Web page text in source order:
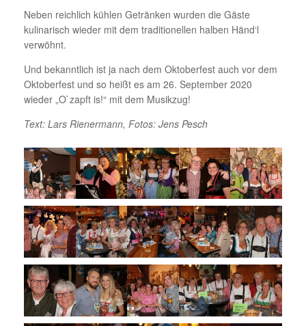
Neben reichlich kühlen Getränken wurden die Gäste
kulinarisch wieder mit dem traditionellen halben Händ‘l
verwöhnt.
Und bekanntlich ist ja nach dem Oktoberfest auch vor dem
Oktoberfest und so heißt es am 26. September 2020
wieder „O`zapft is!“ mit dem Musikzug!
Text: Lars Rienermann, Fotos: Jens Pesch